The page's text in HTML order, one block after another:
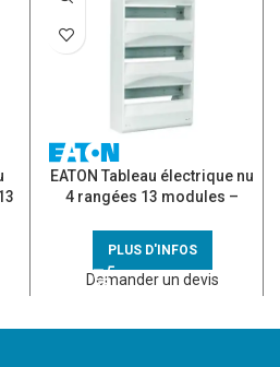
EATON Tableau électrique nu
4 rangées 13 modules –
PLUS D'INFOS
Demander un devis